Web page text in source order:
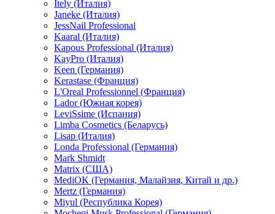
Itely (Италия)
Janeke (Италия)
JessNail Professional
Kaaral (Италия)
Kapous Professional (Италия)
KayPro (Италия)
Keen (Германия)
Kerastase (Франция)
L'Oreal Professionnel (Франция)
Lador (Южная корея)
LeviSsime (Испания)
Limba Cosmetics (Беларусь)
Lisap (Италия)
Londa Professional (Германия)
Mark Shmidt
Matrix (США)
MediOK (Германия, Малайзия, Китай и др.)
Mertz (Германия)
Miyul (Республика Корея)